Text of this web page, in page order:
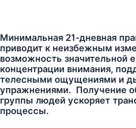
Минимальная 21-дневная
приводит к неизбежным
возможность значительной
концентрации внимания,
телесными ощущениями и
упражнениями. Получение
группы людей ускоряет
процессы.